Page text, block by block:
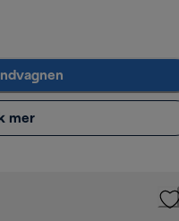
mer